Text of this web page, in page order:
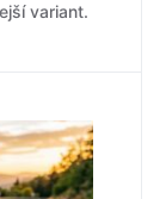
variant.